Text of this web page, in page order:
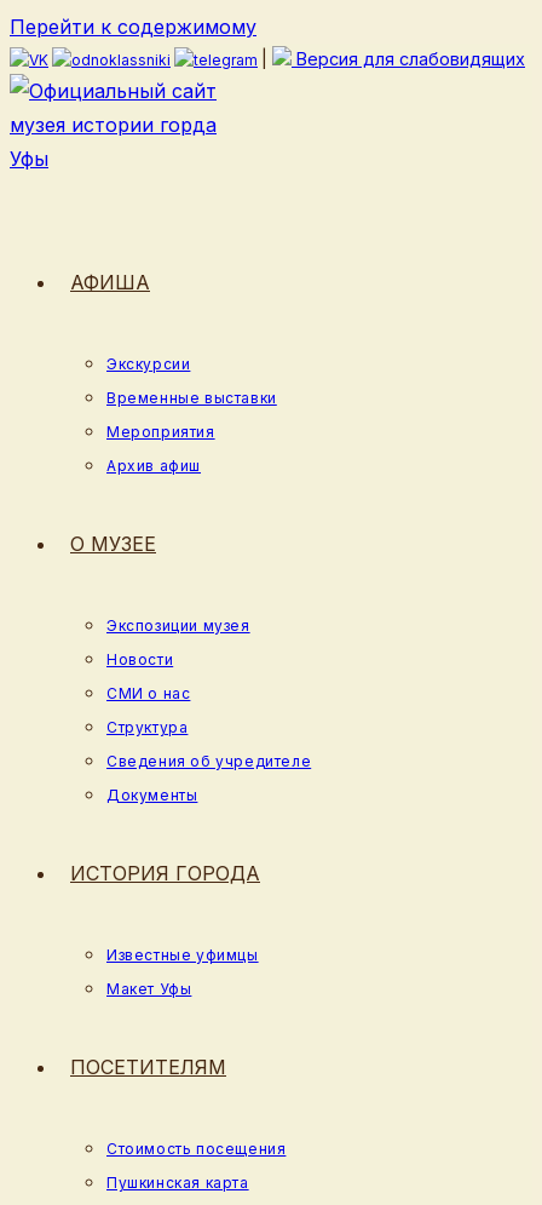
Перейти к содержимому
Версия для слабовидящих
АФИША
Экскурсии
Временные выставки
Мероприятия
Архив афиш
О МУЗЕЕ
Экспозиции музея
Новости
СМИ о нас
Структура
Сведения об учредителе
Документы
ИСТОРИЯ ГОРОДА
Известные уфимцы
Макет Уфы
ПОСЕТИТЕЛЯМ
Стоимость посещения
Пушкинская карта